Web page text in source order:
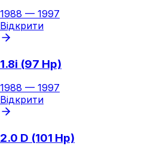
1988 — 1997
Відкрити
1.8i (97 Hp)
1988 — 1997
Відкрити
2.0 D (101 Hp)